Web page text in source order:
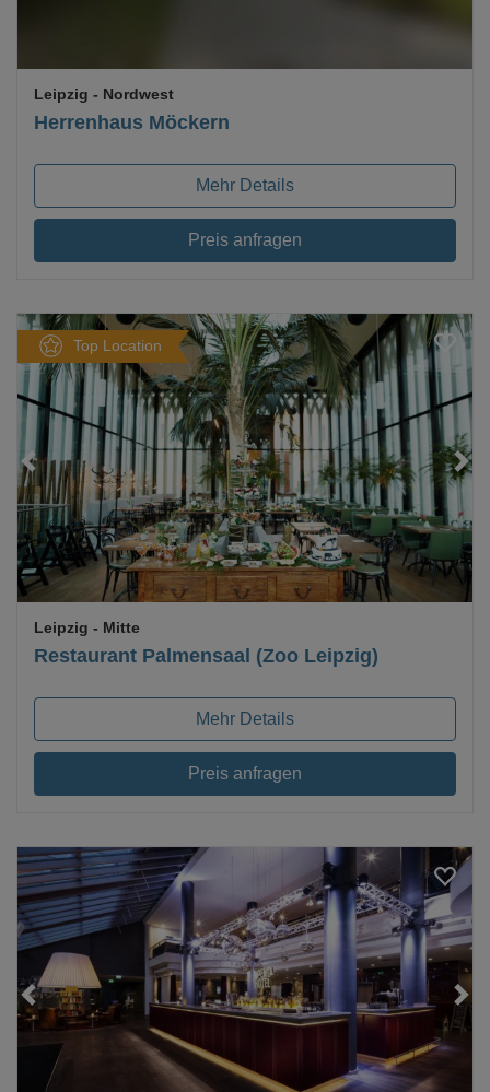
Herrenhaus Möckern
Leipzig - Nordwest
Mehr Details
Preis anfragen
Top Location
Loading...
Restaurant Palmensaal (Zoo Leipzig)
Leipzig - Mitte
Mehr Details
Preis anfragen
Loading...